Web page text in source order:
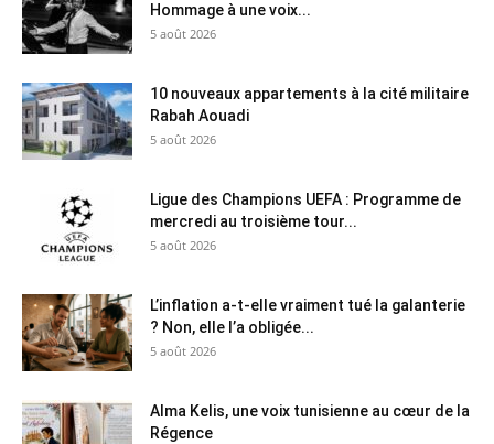
Hommage à une voix...
5 août 2026
10 nouveaux appartements à la cité militaire
Rabah Aouadi
5 août 2026
Ligue des Champions UEFA : Programme de
mercredi au troisième tour...
5 août 2026
L’inflation a-t-elle vraiment tué la galanterie
? Non, elle l’a obligée...
5 août 2026
Alma Kelis, une voix tunisienne au cœur de la
Régence